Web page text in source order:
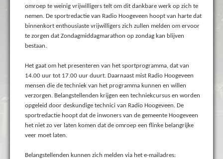
omroep te weinig vrijwilligers telt om dit dankbare werk op zich te
nemen. De sportredactie van Radio Hoogeveen hoopt van harte dat
binnenkort enthousiaste vrijwilligers zich zullen melden om ervoor
te zorgen dat Zondagmiddagmarathon op zondag kan blijven
bestaan.
Het gaat om het presenteren van het sportprogramma, dat van
14.00 uur tot 17.00 uur duurt. Daarnaast mist Radio Hoogeveen
mensen die de techniek van het programma kunnen en willen
verzorgen. Belangstellenden krijgen een techniekcursus en worden
opgeleid door deskundige technici van Radio Hoogeveen. De
sportredactie hoopt dat de inwoners van de gemeente Hoogeveen
het niet zo ver laten komen dat de omroep een flinke belangrijke
veer moet laten.
Belangstellenden kunnen zich melden via het e-mailadres: